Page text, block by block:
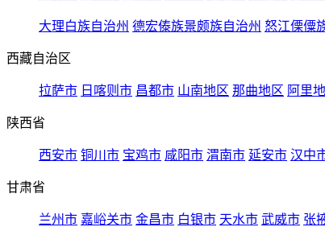
大理白族自治州 德宏傣族景颇族自治州 怒江傈僳
西藏自治区
拉萨市 日喀则市 昌都市 山南地区 那曲地区 阿里
陕西省
西安市 铜川市 宝鸡市 咸阳市 渭南市 延安市 汉中
甘肃省
兰州市 嘉峪关市 金昌市 白银市 天水市 武威市 张